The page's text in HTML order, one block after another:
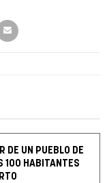
DE UN PUEBLO DE
100 HABITANTES